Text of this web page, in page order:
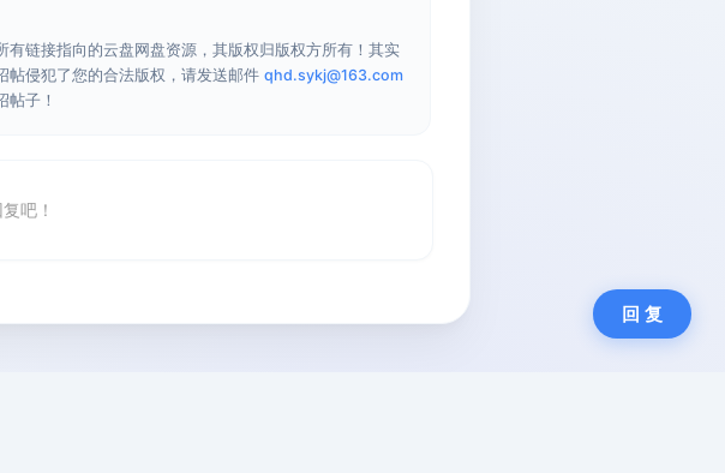
链接指向的云盘网盘资源，其版权归版权方所有！其实
帖侵犯了您的合法版权，请发送邮件 qhd.sykj@163.com
子！
吧！
回 复